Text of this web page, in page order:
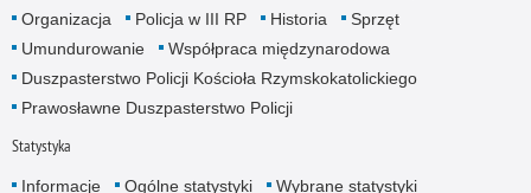
Organizacja
Policja w III RP Historia
Sprzęt
Umundurowanie
Współpraca międzynarodowa
Duszpasterstwo Policji Kościoła Rzymskokatolickiego
Prawosławne Duszpasterstwo Policji
Statystyka
Informacje Ogólne statystyki
Wybrane statystyki